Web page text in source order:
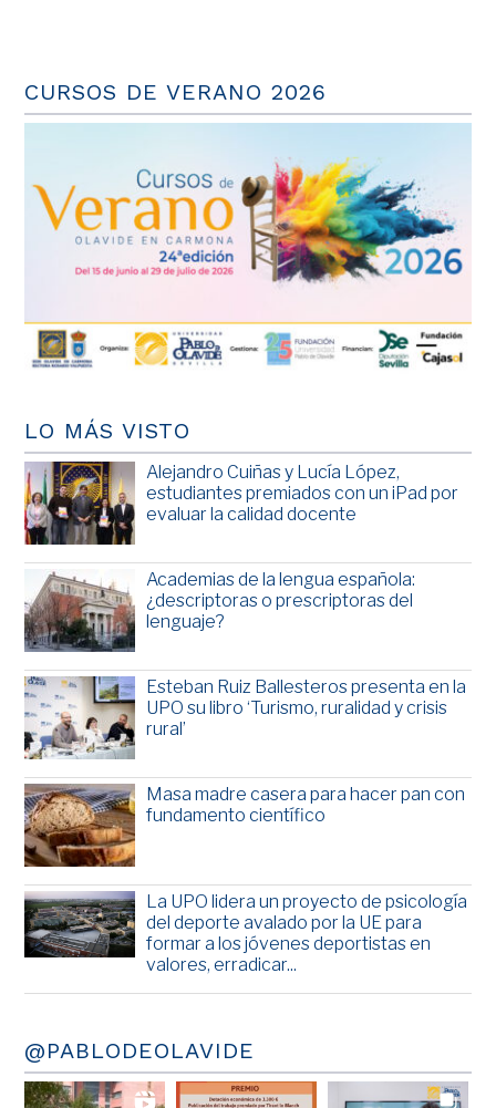
CURSOS DE VERANO 2026
LO MÁS VISTO
Alejandro Cuiñas y Lucía López,
estudiantes premiados con un iPad por
evaluar la calidad docente
Academias de la lengua española:
¿descriptoras o prescriptoras del
lenguaje?
Esteban Ruiz Ballesteros presenta en la
UPO su libro ‘Turismo, ruralidad y crisis
rural’
Masa madre casera para hacer pan con
fundamento científico
La UPO lidera un proyecto de psicología
del deporte avalado por la UE para
formar a los jóvenes deportistas en
valores, erradicar...
@PABLODEOLAVIDE